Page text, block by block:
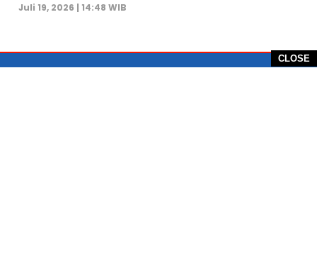
CLOSE
Juli 19, 2026 | 14:48 WIB